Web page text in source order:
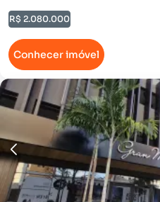
R$ 2.080.000
Conhecer imóvel